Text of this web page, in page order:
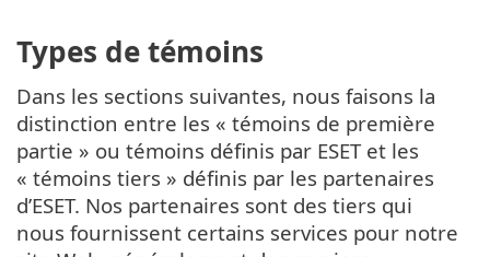
Types de témoins
Dans les sections suivantes, nous faisons la
distinction entre les « témoins de première
partie » ou témoins définis par ESET et les
« témoins tiers » définis par les partenaires
d’ESET. Nos partenaires sont des tiers qui
nous fournissent certains services pour notre